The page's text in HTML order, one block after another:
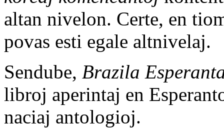
altan nivelon. Certe, en
povas esti egale altnivelaj.
Sendube, Brazila
libroj aperintaj en
naciaj antologioj.